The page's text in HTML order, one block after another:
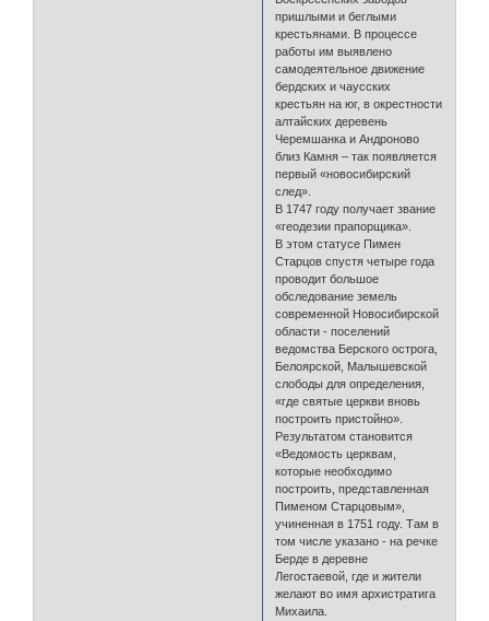
пришлыми и беглыми
крестьянами. В процессе
работы им выявлено
самодеятельное движение
бердских и чаусских
крестьян на юг, в окрестности
алтайских деревень
Черемшанка и Андроново
близ Камня – так появляется
первый «новосибирский
след».
В 1747 году получает звание
«геодезии прапорщика».
В этом статусе Пимен
Старцов спустя четыре года
проводит большое
обследование земель
современной Новосибирской
области - поселений
ведомства Берского острога,
Белоярской, Малышевской
слободы для определения,
«где святые церкви вновь
построить пристойно».
Результатом становится
«Ведомость церквам,
которые необходимо
построить, представленная
Пименом Старцовым»,
учиненная в 1751 году. Там в
том числе указано - на речке
Берде в деревне
Легостаевой, где и жители
желают во имя архистратига
Михаила.